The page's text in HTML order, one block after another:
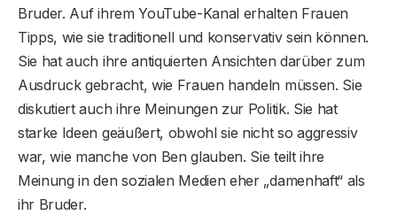
Bruder. Auf ihrem YouTube-Kanal erhalten Frauen
Tipps, wie sie traditionell und konservativ sein können.
Sie hat auch ihre antiquierten Ansichten darüber zum
Ausdruck gebracht, wie Frauen handeln müssen. Sie
diskutiert auch ihre Meinungen zur Politik. Sie hat
starke Ideen geäußert, obwohl sie nicht so aggressiv
war, wie manche von Ben glauben. Sie teilt ihre
Meinung in den sozialen Medien eher „damenhaft“ als
ihr Bruder.